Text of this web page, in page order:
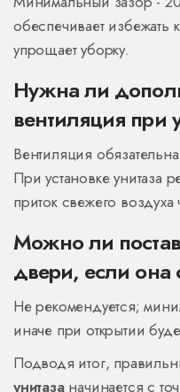
обеспечивает избежать
упрощает уборку.
Нужна ли
вентиляция при
Вентиляция
При установке унитаза
приток свежего
Можно ли
двери, если она
Не рекомендуется;
иначе при открытии
Подводя итог,
унитазаначинается с